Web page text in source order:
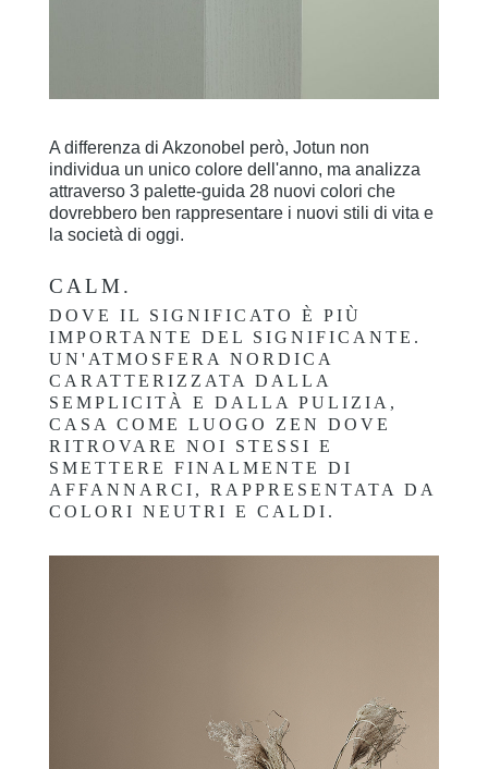
A differenza di Akzonobel però, Jotun non
individua un unico colore dell'anno, ma analizza
attraverso 3 palette-guida 28 nuovi colori che
dovrebbero ben rappresentare i nuovi stili di vita e
la società di oggi.
CALM.
DOVE IL SIGNIFICATO È PIÙ
IMPORTANTE DEL SIGNIFICANTE.
UN'ATMOSFERA NORDICA
CARATTERIZZATA DALLA
SEMPLICITÀ E DALLA PULIZIA,
CASA COME LUOGO ZEN DOVE
RITROVARE NOI STESSI E
SMETTERE FINALMENTE DI
AFFANNARCI, RAPPRESENTATA DA
COLORI NEUTRI E CALDI.